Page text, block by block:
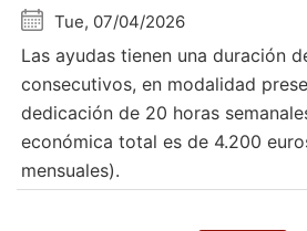
Tue, 07/04/2026
Las ayudas tienen una duración
consecutivos, en modalidad
dedicación de 20 horas
económica total es de 4.200
mensuales).